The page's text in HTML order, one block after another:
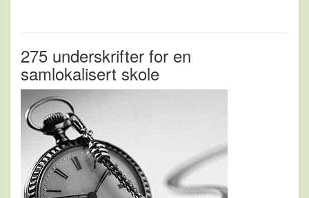
275 underskrifter for en
samlokalisert skole